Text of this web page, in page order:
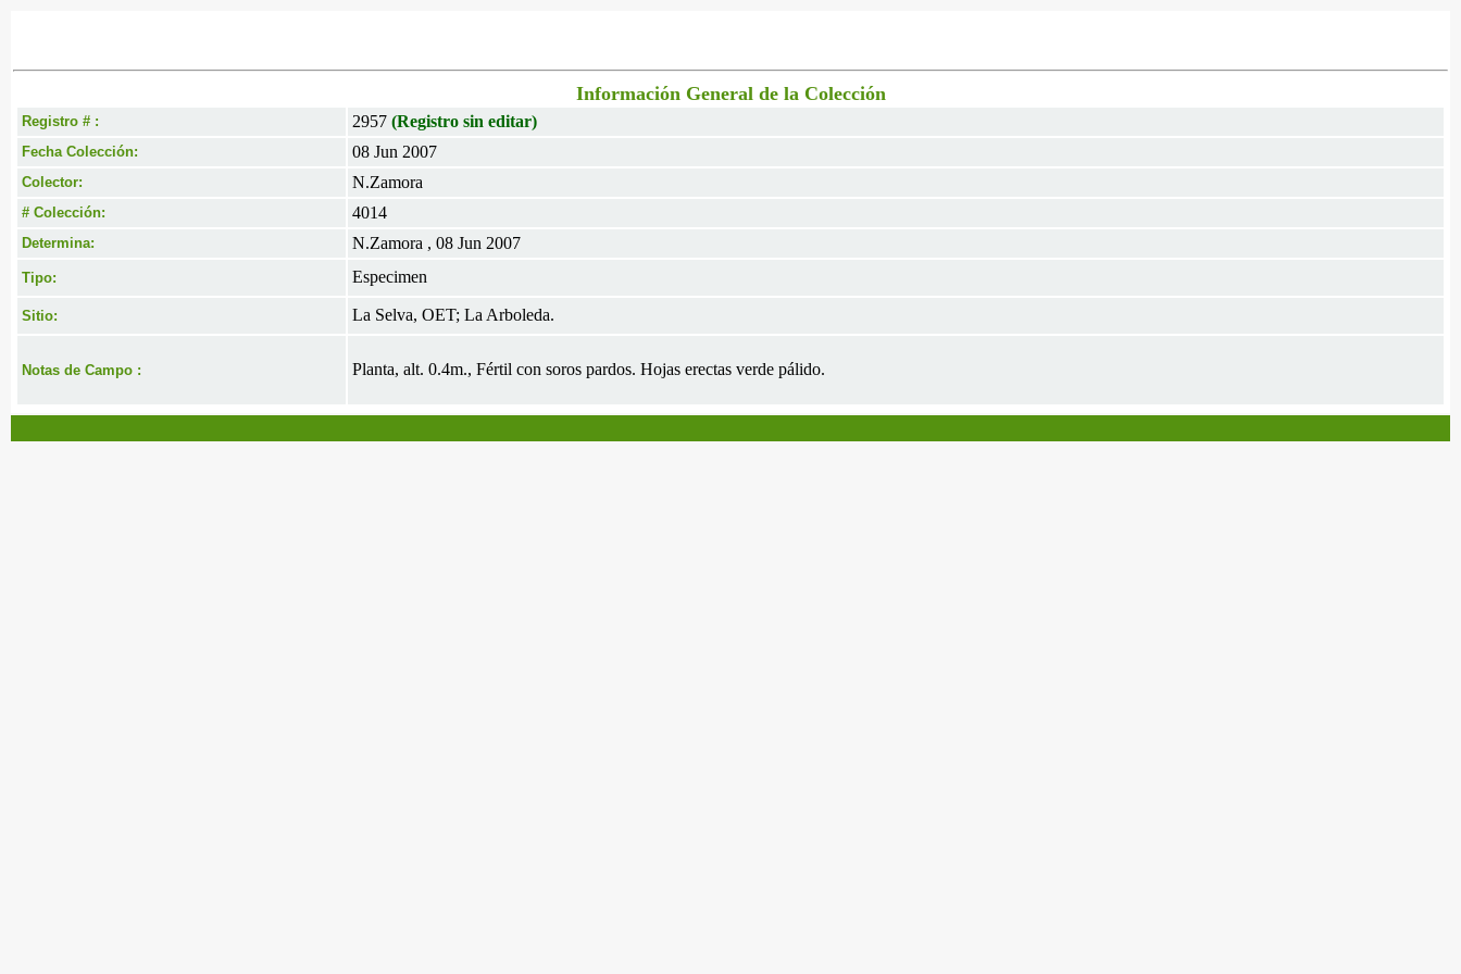
Información General de la Colección
Registro # : 2957 (Registro sin editar)
Fecha Colección: 08 Jun 2007
Colector: N.Zamora
# Colección: 4014
Determina: N.Zamora , 08 Jun 2007
Tipo: Especimen
Sitio: La Selva, OET; La Arboleda.
Notas de Campo : Planta, alt. 0.4m., Fértil con soros pardos. Hojas erectas verde pálido.